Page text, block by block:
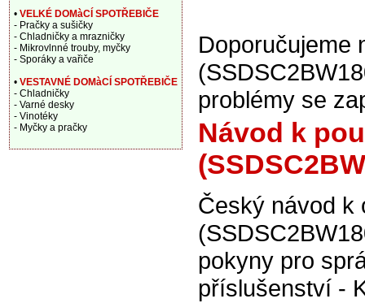
Doporučujeme
problémy se
Návod k
Český návod k
pokyny pro
příslušenství -
• VELKÉ DOMàCÍ SPOTŘEBIČE
- Pračky a sušičky
- Chladničky a mrazničky
- Mikrovlnné trouby, myčky
- Sporáky a vařiče
• VESTAVNÉ DOMàCÍ SPOTŘEBIČE
- Chladničky
- Varné desky
- Vinotéky
- Myčky a pračky